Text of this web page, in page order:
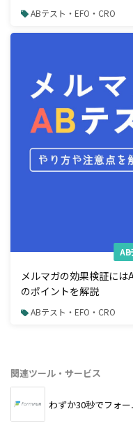
ABテスト・EFO・CRO
AB
メルマガの効果検証に
のポイントを解説
ABテスト・EFO・CRO
関連ツール・サービス
わずか30秒でフォ